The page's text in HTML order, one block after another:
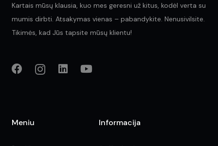
Kartais mūsų klausia, kuo mes geresni už kitus, kodėl verta su
mumis dirbti. Atsakymas vienas – pabandykite. Nenusivilsite.
Tikimės, kad Jūs tapsite mūsų klientu!
Meniu Informacija